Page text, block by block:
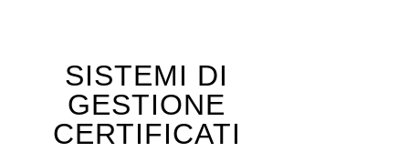
SISTEMI DI
GESTIONE
CERTIFICATI